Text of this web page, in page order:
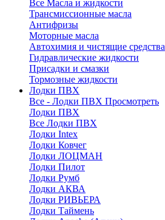
Все Масла и жидкости
Трансмиссионные масла
Антифризы
Моторные масла
Автохимия и чистящие средства
Гидравлические жидкости
Присадки и смазки
Тормозные жидкости
Лодки ПВХ
Все - Лодки ПВХ Просмотреть
Лодки ПВХ
Все Лодки ПВХ
Лодки Intex
Лодки Ковчег
Лодки ЛОЦМАН
Лодки Пилот
Лодки Румб
Лодки АКВА
Лодки РИВЬЕРА
Лодки Таймень